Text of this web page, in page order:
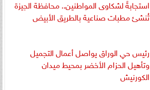
استجابةً لشكاوى المواطنين.. محافظة الجيزة
تُنشئ مطبات صناعية بالطريق الأبيض
رئيس حي الوراق يواصل أعمال التجميل
وتأهيل الحزام الأخضر بمحيط ميدان
الكورنيش